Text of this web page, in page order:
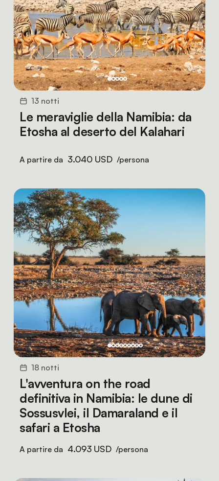
13 notti
Le meraviglie della Namibia: da
Etosha al deserto del Kalahari
A partire da 3.040 USD /persona
18 notti
L'avventura on the road
definitiva in Namibia: le dune di
Sossusvlei, il Damaraland e il
safari a Etosha
A partire da 4.093 USD /persona